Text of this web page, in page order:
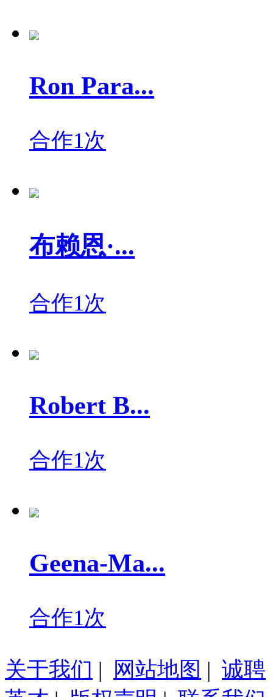
Ron Para...
合作1次
布赖恩·...
合作1次
Robert B...
合作1次
Geena-Ma...
合作1次
关于我们 | 网站地图 | 诚聘